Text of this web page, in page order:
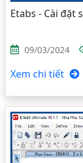
Etabs - Cài đặt
09/03/2024
Xem chi tiết